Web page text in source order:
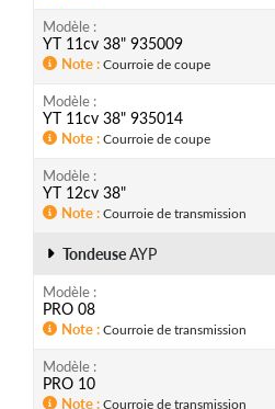
Modèle
YT 11cv 38" 935009
Note Courroie de coupe
Modèle
YT 11cv 38" 935014
Note Courroie de coupe
Modèle
YT 12cv 38"
Note Courroie de transmission
TondeuseAYP
Modèle
PRO 08
Note Courroie de transmission
Modèle
PRO 10
Note Courroie de transmission